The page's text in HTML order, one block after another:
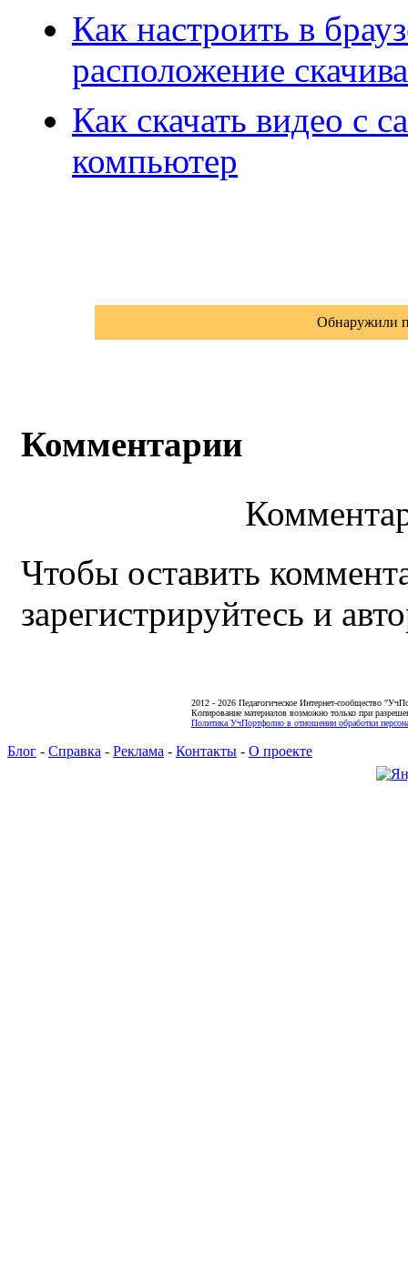
Как настроить в
расположение
Как скачать видео с
компьютер
Обнаружили
Комментарии
Чтобы оставить
зарегистрируйтесь и
2012 - 2026 Педагогическое Интернет-сообщество
Копирование материалов возможно только при
Политика УчПортфолио в отношении обработки
Блог - Справка - Реклама - Контакты - О проекте